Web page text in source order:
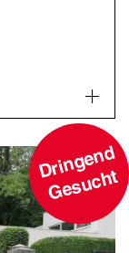
D
ri
n
g
e
n
d
G
e
s
u
c
ht